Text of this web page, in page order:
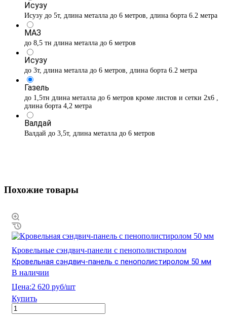
Исузу
Исузу до 5т, длина металла до 6 метров, длина борта 6.2 метра
МАЗ
до 8,5 тн длина металла до 6 метров
Исузу
до 3т, длина металла до 6 метров, длина борта 6.2 метра
Газель
до 1,5тн длина металла до 6 метров кроме листов и сетки 2х6 ,
длина борта 4,2 метра
Валдай
Валдай до 3,5т, длина металла до 6 метров
Похожие товары
Кровельные сэндвич-панели с пенополистиролом
Кровельная сэндвич-панель с пенополистиролом 50 мм
В наличии
Цена:2 620 руб/шт
Купить